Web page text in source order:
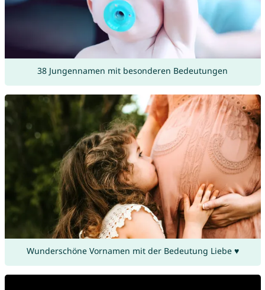
38 Jungennamen mit besonderen Bedeutungen
Wunderschöne Vornamen mit der Bedeutung Liebe ♥